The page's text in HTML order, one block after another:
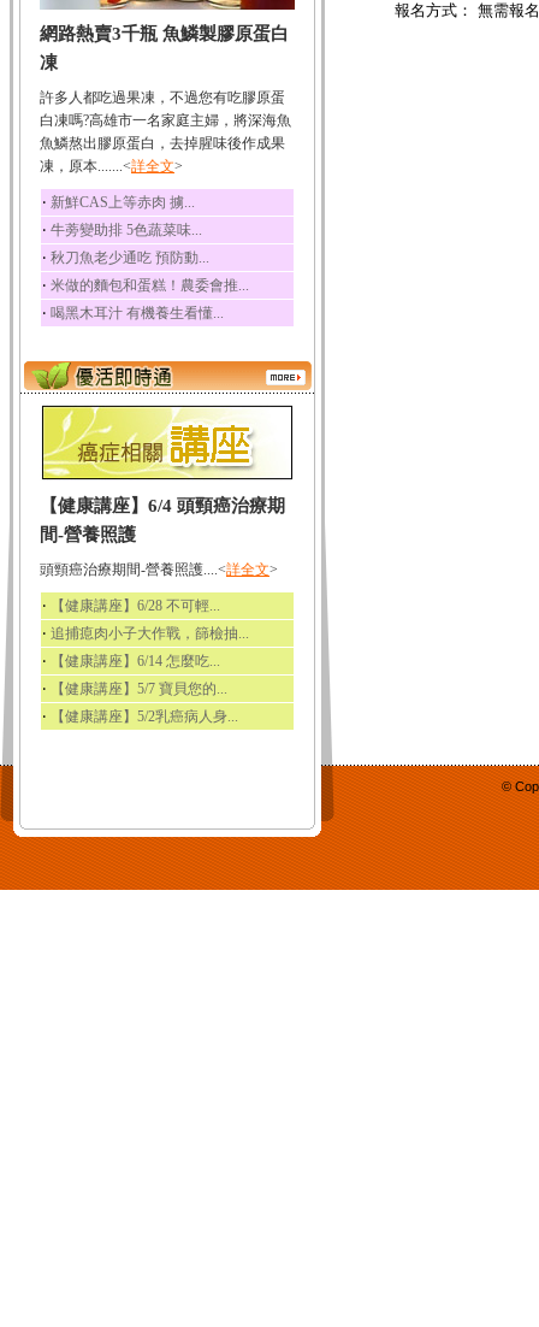
網路熱賣3千瓶 魚鱗製膠原蛋白
凍
許多人都吃過果凍，不過您有吃膠原蛋
白凍嗎?高雄市一名家庭主婦，將深海魚
魚鱗熬出膠原蛋白，去掉腥味後作成果
凍，原本.......<詳全文>
‧ 新鮮CAS上等赤肉 擄...
‧ 牛蒡變助排 5色蔬菜味...
‧ 秋刀魚老少通吃 預防動...
‧ 米做的麵包和蛋糕！農委會推...
‧ 喝黑木耳汁 有機養生看懂...
【健康講座】6/4 頭頸癌治療期
間-營養照護
頭頸癌治療期間-營養照護....<詳全文>
‧ 【健康講座】6/28 不可輕...
‧ 追捕瘜肉小子大作戰，篩檢抽...
‧ 【健康講座】6/14 怎麼吃...
‧ 【健康講座】5/7 寶貝您的...
‧ 【健康講座】5/2乳癌病人身...
報名方式： 無需報
©